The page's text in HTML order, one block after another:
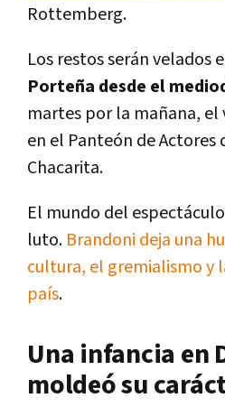
Rottemberg.
Los restos serán velados
Porteña desde el
martes por la mañana,
en el Panteón de Actores
Chacarita.
El mundo del
luto. Brandoni deja una
cultura, el gremialismo y
país.
Una infancia en
moldeó su